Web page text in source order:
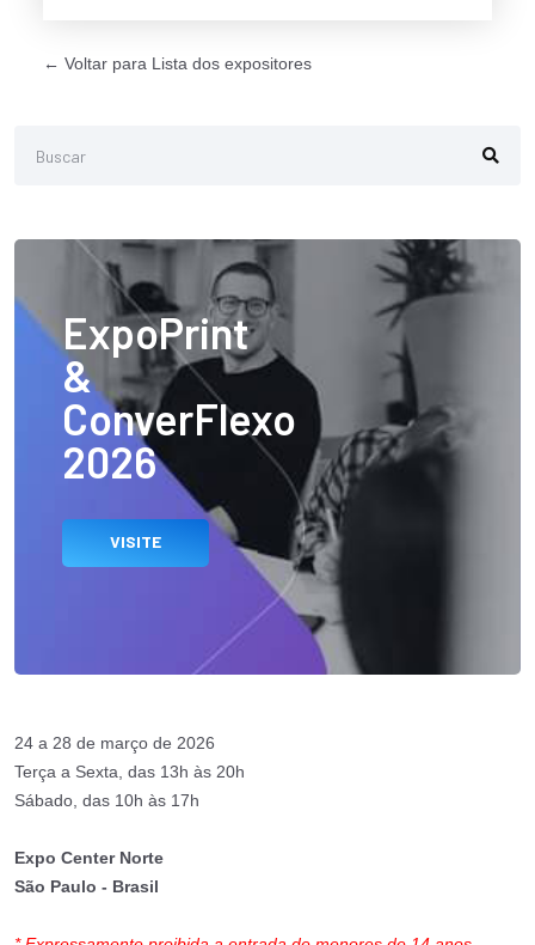
← Voltar para Lista dos expositores
ExpoPrint
&
ConverFlexo
2026
VISITE
24 a 28 de março de 2026
Terça a Sexta, das 13h às 20h
Sábado, das 10h às 17h
Expo Center Norte
São Paulo - Brasil